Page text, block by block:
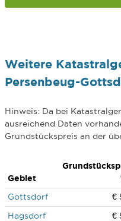
Weitere
Persenbeug-
Hinweis: Da bei
ausreichend Daten
Grundstückspreis an der
Gebiet
Gottsdorf
€
Hagsdorf
€